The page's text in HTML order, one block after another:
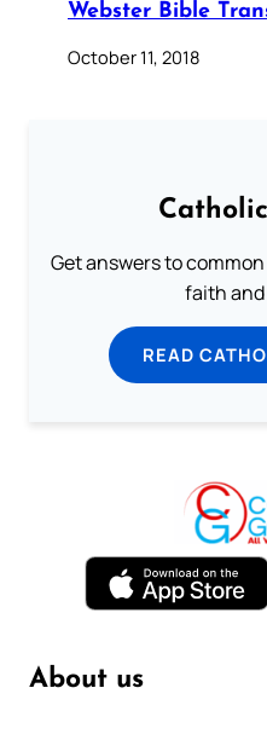
Webster Bible
October 11, 2018
Get answers to
faith
READ
About us